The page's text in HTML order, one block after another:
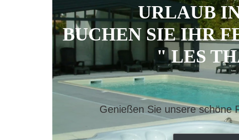
URLAUB
BUCHEN SIE IHR
" LES
Genießen Sie unsere schöne